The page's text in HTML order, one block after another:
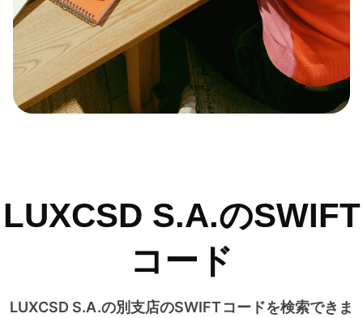
LUXCSD S.A.のSWIFT
コード
LUXCSD S.A.の別支店のSWIFTコードを検索できま